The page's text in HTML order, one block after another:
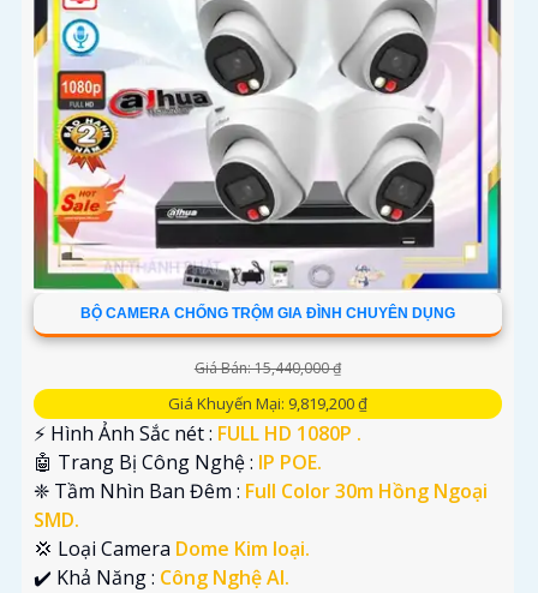
BỘ CAMERA CHỐNG TRỘM GIA ĐÌNH CHUYÊN DỤNG
Giá Bán: 15,440,000 ₫
Giá Khuyến Mại: 9,819,200 ₫
️⚡ Hình Ảnh Sắc nét : FULL HD 1080P .
🤖️ Trang Bị Công Nghệ : IP POE.
❈ Tầm Nhìn Ban Đêm : Full Color 30m Hồng Ngoại
SMD.
💢 Loại Camera Dome Kim loại.
️✔️ Khả Năng : Công Nghệ AI.